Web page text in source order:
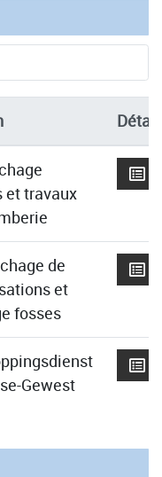
et travaux
de
et
fosses
Gewest